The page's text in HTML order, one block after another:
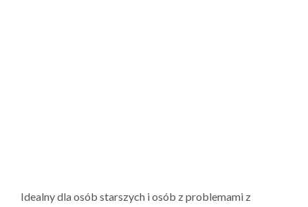
Idealny dla osób starszych i osób z problemami z